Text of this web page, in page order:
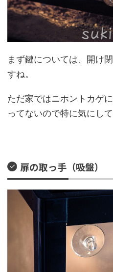
まず鍵については、開け
すね。
ただ家ではニホントカゲ
ってないので特に気にして
扉の取っ手（吸盤）